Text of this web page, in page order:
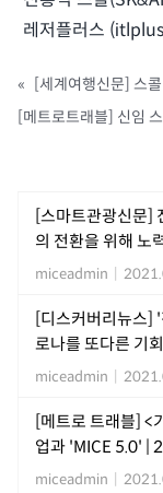
레저플러스
«
[세계여행신문] 스
[스마트관광신문]
의 전환을 위해 노
miceadmin
[디스커버리뉴스]
로나를 또다른 기
miceadmin
[메트로 트래블]
업과 'MICE 5.0' |
miceadmin